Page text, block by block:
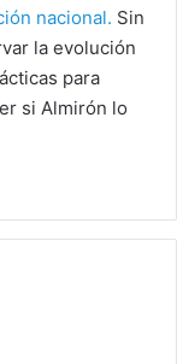
nacional. Sin
la evolución
para
si Almirón lo